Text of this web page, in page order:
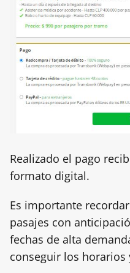
Realizado el pago
formato digital.
Es importante
pasajes con
fechas de alta
conseguir los horarios